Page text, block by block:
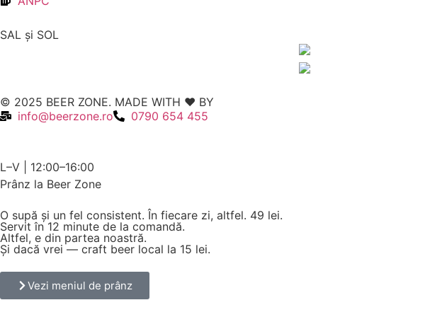
SAL şi SOL
© 2025 BEER ZONE. MADE WITH ❤️ BY
info@beerzone.ro
0790 654 455
L–V | 12:00–16:00
Prânz la Beer Zone
O supă și un fel consistent. În fiecare zi, altfel. 49 lei.
Servit în 12 minute de la comandă.
Altfel, e din partea noastră.
Și dacă vrei — craft beer local la 15 lei.
Vezi meniul de prânz